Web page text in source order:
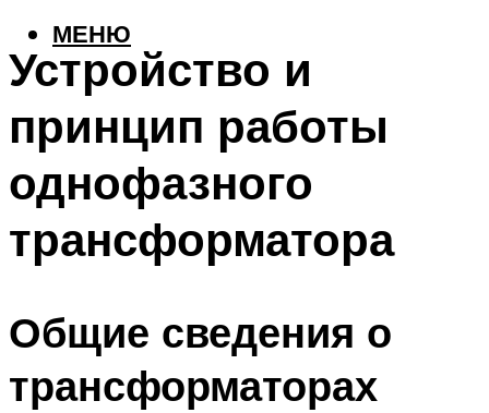
МЕНЮ
Устройство и
принцип работы
однофазного
трансформатора
Общие сведения о
трансформаторах